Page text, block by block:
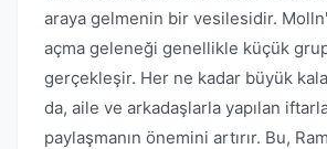
araya gelmenin bir vesilesidir.
açma geleneği genellikle küçük
gerçekleşir. Her ne kadar büyük
da, aile ve arkadaşlarla yapılan
paylaşmanın önemini artırır. Bu,